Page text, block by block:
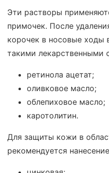
Эти растворы
примочек. После
корочек в носовые ходы
такими лекарственными
ретинола ацетат;
оливковое масло;
облепиховое масло;
каротолитин.
Для защиты кожи в
рекомендуется